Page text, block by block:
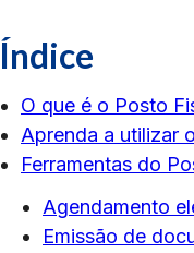
Índice
O que é o Posto
Aprenda a utilizar
Ferramentas do
Agendamento
Emissão de